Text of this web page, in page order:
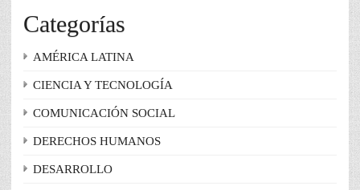
Categorías
AMÉRICA LATINA
CIENCIA Y TECNOLOGÍA
COMUNICACIÓN SOCIAL
DERECHOS HUMANOS
DESARROLLO